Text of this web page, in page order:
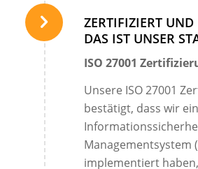
ZERTIFIZIERT UND
DAS IST UNSER
ISO 27001
Unsere ISO 27001
bestätigt, dass wir ein
Managementsystem
implementiert